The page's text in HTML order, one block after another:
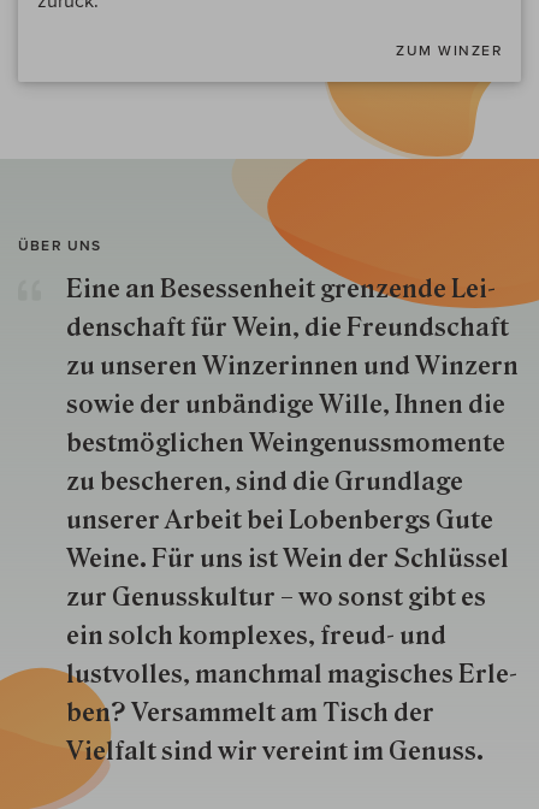
ZUM WINZER
ÜBER UNS
Eine an Besessenheit gren­zende Lei­
den­schaft für Wein, die Freund­schaft
zu unseren Win­zer­innen und Win­zern
so­wie der un­bän­dige Wille, Ihnen die
best­mög­lich­en Wein­genuss­momente
zu besche­ren, sind die Grund­lage
unserer Arbeit bei Lobenbergs Gute
Weine. Für uns ist Wein der Schlüs­sel
zur Genuss­kultur – wo sonst gibt es
ein solch kom­plexes, freud- und
lustvolles, manchmal ma­gisch­es Er­le­
ben? Versammelt am Tisch der
Vielfalt sind wir ver­eint im Genuss.